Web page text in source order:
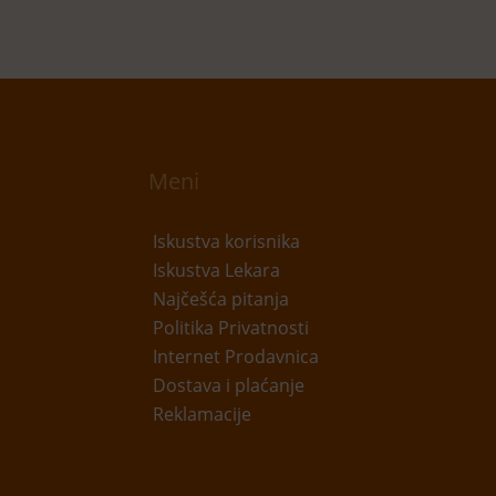
Meni
Iskustva korisnika
Iskustva Lekara
Najčešća pitanja
Politika Privatnosti
Internet Prodavnica
Dostava i plaćanje
Reklamacije